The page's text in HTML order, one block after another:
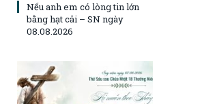
Nếu anh em có lòng tin lớn
bằng hạt cải – SN ngày
08.08.2026